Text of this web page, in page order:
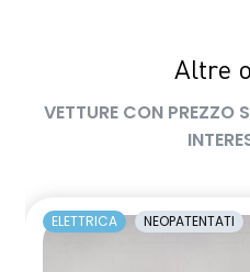
Altre
VETTURE CON PREZZO
ELETTRICA NEOPATENTATI